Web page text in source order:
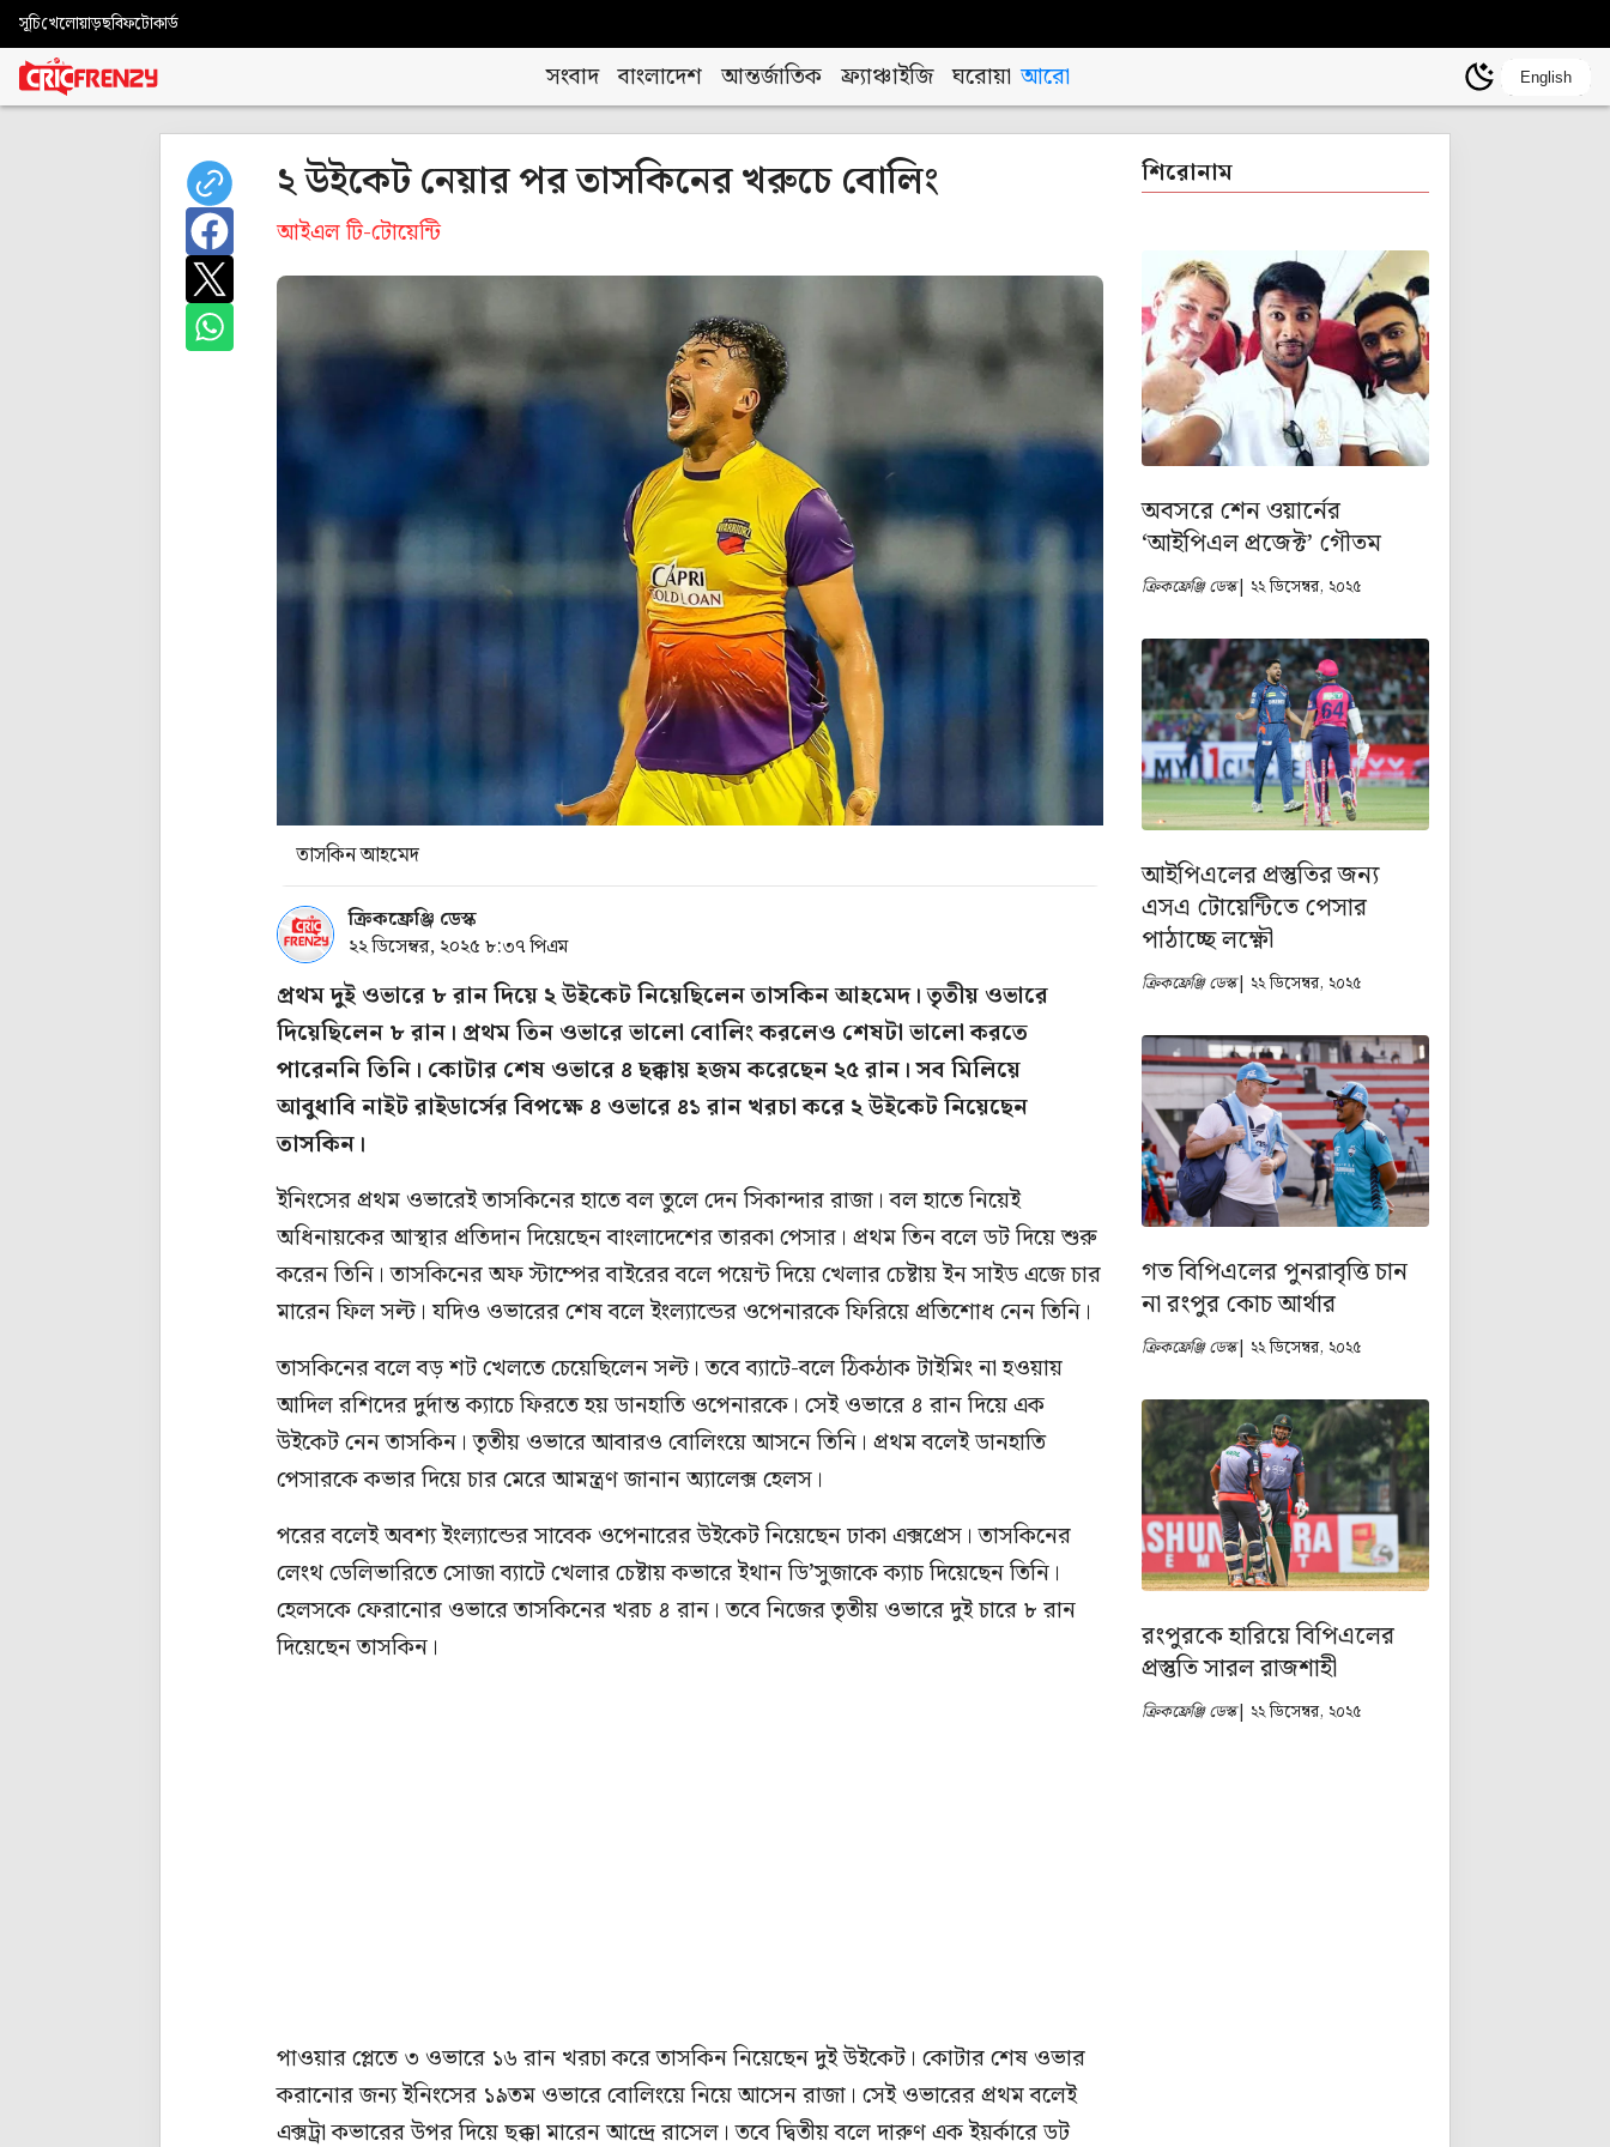
সূচিখেলোয়াড়ছবিফটোকার্ড
সংবাদ বাংলাদেশ আন্তর্জাতিক ফ্র্যাঞ্চাইজি ঘরোয়া আরো English
২ উইকেট নেয়ার পর তাসকিনের খরুচে বোলিং
আইএল টি-টোয়েন্টি
তাসকিন আহমেদ
ক্রিকফ্রেঞ্জি ডেস্ক
২২ ডিসেম্বর, ২০২৫ ৮:৩৭ পিএম
প্রথম দুই ওভারে ৮ রান দিয়ে ২ উইকেট নিয়েছিলেন তাসকিন আহমেদ। তৃতীয় ওভারে
দিয়েছিলেন ৮ রান। প্রথম তিন ওভারে ভালো বোলিং করলেও শেষটা ভালো করতে
পারেননি তিনি। কোটার শেষ ওভারে ৪ ছক্কায় হজম করেছেন ২৫ রান। সব মিলিয়ে
আবুধাবি নাইট রাইডার্সের বিপক্ষে ৪ ওভারে ৪১ রান খরচা করে ২ উইকেট নিয়েছেন
তাসকিন।
ইনিংসের প্রথম ওভারেই তাসকিনের হাতে বল তুলে দেন সিকান্দার রাজা। বল হাতে নিয়েই
অধিনায়কের আস্থার প্রতিদান দিয়েছেন বাংলাদেশের তারকা পেসার। প্রথম তিন বলে ডট দিয়ে শুরু
করেন তিনি। তাসকিনের অফ স্টাম্পের বাইরের বলে পয়েন্ট দিয়ে খেলার চেষ্টায় ইন সাইড এজে চার
মারেন ফিল সল্ট। যদিও ওভারের শেষ বলে ইংল্যান্ডের ওপেনারকে ফিরিয়ে প্রতিশোধ নেন তিনি।
তাসকিনের বলে বড় শট খেলতে চেয়েছিলেন সল্ট। তবে ব্যাটে-বলে ঠিকঠাক টাইমিং না হওয়ায়
আদিল রশিদের দুর্দান্ত ক্যাচে ফিরতে হয় ডানহাতি ওপেনারকে। সেই ওভারে ৪ রান দিয়ে এক
উইকেট নেন তাসকিন। তৃতীয় ওভারে আবারও বোলিংয়ে আসনে তিনি। প্রথম বলেই ডানহাতি
পেসারকে কভার দিয়ে চার মেরে আমন্ত্রণ জানান অ্যালেক্স হেলস।
পরের বলেই অবশ্য ইংল্যান্ডের সাবেক ওপেনারের উইকেট নিয়েছেন ঢাকা এক্সপ্রেস। তাসকিনের
লেংথ ডেলিভারিতে সোজা ব্যাটে খেলার চেষ্টায় কভারে ইথান ডি’সুজাকে ক্যাচ দিয়েছেন তিনি।
হেলসকে ফেরানোর ওভারে তাসকিনের খরচ ৪ রান। তবে নিজের তৃতীয় ওভারে দুই চারে ৮ রান
দিয়েছেন তাসকিন।
পাওয়ার প্লেতে ৩ ওভারে ১৬ রান খরচা করে তাসকিন নিয়েছেন দুই উইকেট। কোটার শেষ ওভার
করানোর জন্য ইনিংসের ১৯তম ওভারে বোলিংয়ে নিয়ে আসেন রাজা। সেই ওভারের প্রথম বলেই
এক্সট্রা কভারের উপর দিয়ে ছক্কা মারেন আন্দ্রে রাসেল। তবে দ্বিতীয় বলে দারুণ এক ইয়র্কারে ডট
শিরোনাম
অবসরে শেন ওয়ার্নের
‘আইপিএল প্রজেক্ট’ গৌতম
ক্রিকফ্রেঞ্জি ডেস্ক| ২২ ডিসেম্বর, ২০২৫
আইপিএলের প্রস্তুতির জন্য
এসএ টোয়েন্টিতে পেসার
পাঠাচ্ছে লক্ষ্ণৌ
ক্রিকফ্রেঞ্জি ডেস্ক| ২২ ডিসেম্বর, ২০২৫
গত বিপিএলের পুনরাবৃত্তি চান
না রংপুর কোচ আর্থার
ক্রিকফ্রেঞ্জি ডেস্ক| ২২ ডিসেম্বর, ২০২৫
রংপুরকে হারিয়ে বিপিএলের
প্রস্তুতি সারল রাজশাহী
ক্রিকফ্রেঞ্জি ডেস্ক| ২২ ডিসেম্বর, ২০২৫